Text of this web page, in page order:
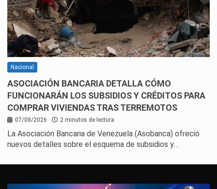
Nacional
ASOCIACIÓN BANCARIA DETALLA CÓMO
FUNCIONARÁN LOS SUBSIDIOS Y CRÉDITOS PARA
COMPRAR VIVIENDAS TRAS TERREMOTOS
07/08/2026 2 minutos de lectura
La Asociación Bancaria de Venezuela (Asobanca) ofreció
nuevos detalles sobre el esquema de subsidios y…